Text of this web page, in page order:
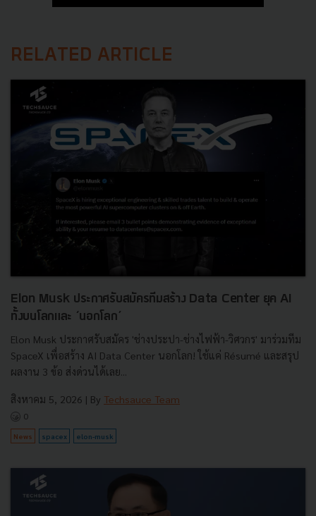
RELATED ARTICLE
Elon Musk ประกาศรับสมัครทีมสร้าง Data Center ยุค AI
ทั้งบนโลกและ ‘นอกโลก’
Elon Musk ประกาศรับสมัคร 'ช่างประปา-ช่างไฟฟ้า-วิศวกร' มาร่วมทีม
SpaceX เพื่อสร้าง AI Data Center นอกโลก! ใช้แค่ Résumé และสรุป
ผลงาน 3 ข้อ ส่งด่วนได้เลย...
สิงหาคม 5, 2026 | By Techsauce Team
0
News spacex elon-musk